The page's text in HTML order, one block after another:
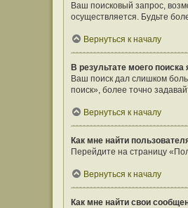
Ваш поисковый запрос,
осуществляется. Будьте
Вернуться к началу
В результате моего
Ваш поиск дал слишком
поиск», более точно
Вернуться к началу
Как мне найти
Перейдите на страницу
Вернуться к началу
Как мне найти свои